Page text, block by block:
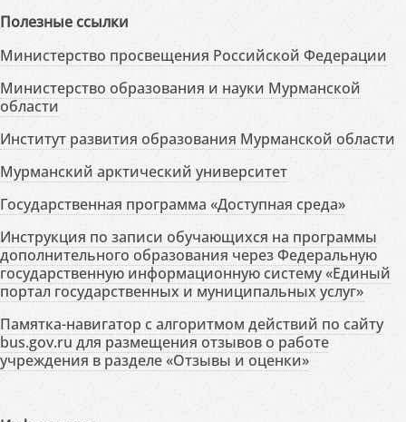
Полезные ссылки
Министерство просвещения Российской Федерации
Министерство образования и науки Мурманской
области
Институт развития образования Мурманской области
Мурманский арктический университет
Государственная программа «Доступная среда»
Инструкция по записи обучающихся на программы
дополнительного образования через Федеральную
государственную информационную систему «Единый
портал государственных и муниципальных услуг»
Памятка-навигатор с алгоритмом действий по сайту
bus.gov.ru для размещения отзывов о работе
учреждения в разделе «Отзывы и оценки»